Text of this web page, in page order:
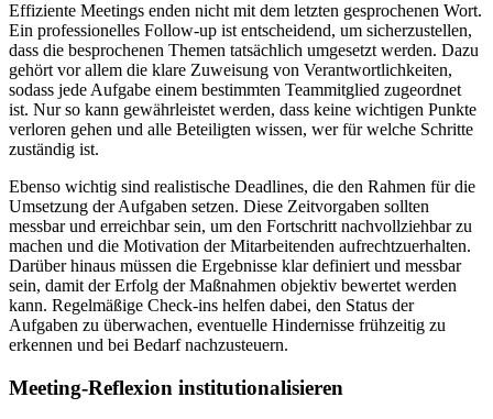
Effiziente Meetings enden nicht mit dem letzten gesprochenen Wort.
Ein professionelles Follow-up ist entscheidend, um sicherzustellen,
dass die besprochenen Themen tatsächlich umgesetzt werden. Dazu
gehört vor allem die klare Zuweisung von Verantwortlichkeiten,
sodass jede Aufgabe einem bestimmten Teammitglied zugeordnet
ist. Nur so kann gewährleistet werden, dass keine wichtigen Punkte
verloren gehen und alle Beteiligten wissen, wer für welche Schritte
zuständig ist.
Ebenso wichtig sind realistische Deadlines, die den Rahmen für die
Umsetzung der Aufgaben setzen. Diese Zeitvorgaben sollten
messbar und erreichbar sein, um den Fortschritt nachvollziehbar zu
machen und die Motivation der Mitarbeitenden aufrechtzuerhalten.
Darüber hinaus müssen die Ergebnisse klar definiert und messbar
sein, damit der Erfolg der Maßnahmen objektiv bewertet werden
kann. Regelmäßige Check-ins helfen dabei, den Status der
Aufgaben zu überwachen, eventuelle Hindernisse frühzeitig zu
erkennen und bei Bedarf nachzusteuern.
Meeting-Reflexion institutionalisieren